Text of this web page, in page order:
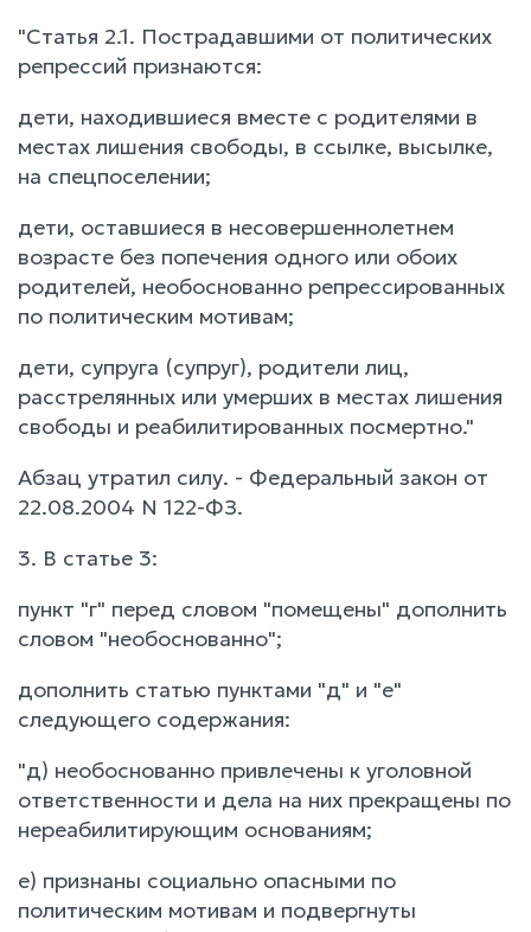
"Статья 2.1. Пострадавшими от политических
репрессий признаются:
дети, находившиеся вместе с родителями в
местах лишения свободы, в ссылке, высылке,
на спецпоселении;
дети, оставшиеся в несовершеннолетнем
возрасте без попечения одного или обоих
родителей, необоснованно репрессированных
по политическим мотивам;
дети, супруга (супруг), родители лиц,
расстрелянных или умерших в местах лишения
свободы и реабилитированных посмертно."
Абзац утратил силу. - Федеральный закон от
22.08.2004 N 122-ФЗ.
3. В статье 3:
пункт "г" перед словом "помещены" дополнить
словом "необоснованно";
дополнить статью пунктами "д" и "е"
следующего содержания:
"д) необоснованно привлечены к уголовной
ответственности и дела на них прекращены по
нереабилитирующим основаниям;
е) признаны социально опасными по
политическим мотивам и подвергнуты